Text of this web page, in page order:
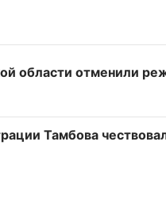
области отменили
Тамбова